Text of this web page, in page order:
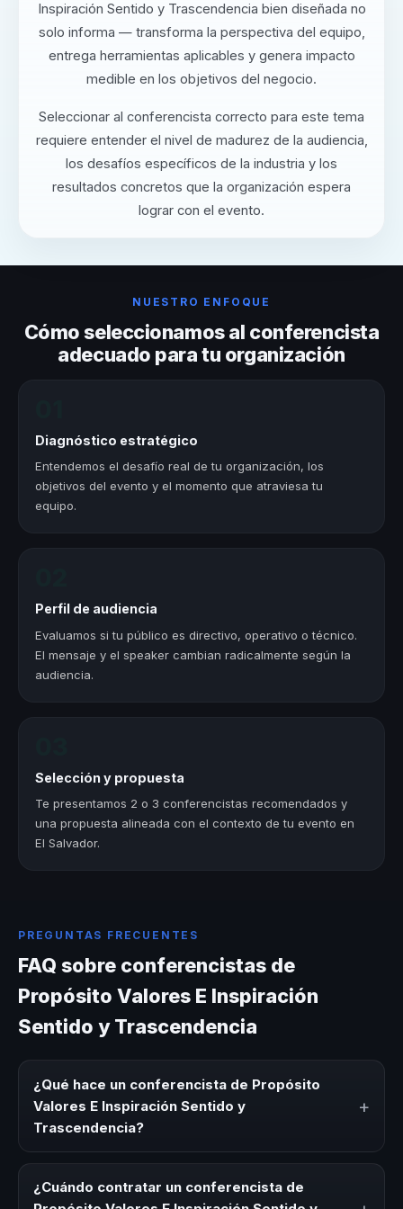
Inspiración Sentido y Trascendencia bien diseñada no
solo informa — transforma la perspectiva del equipo,
entrega herramientas aplicables y genera impacto
medible en los objetivos del negocio.
Seleccionar al conferencista correcto para este tema
requiere entender el nivel de madurez de la audiencia,
los desafíos específicos de la industria y los
resultados concretos que la organización espera
lograr con el evento.
NUESTRO ENFOQUE
Cómo seleccionamos al conferencista
adecuado para tu organización
Diagnóstico estratégico
Entendemos el desafío real de tu organización, los
objetivos del evento y el momento que atraviesa tu
equipo.
Perfil de audiencia
Evaluamos si tu público es directivo, operativo o técnico.
El mensaje y el speaker cambian radicalmente según la
audiencia.
Selección y propuesta
Te presentamos 2 o 3 conferencistas recomendados y
una propuesta alineada con el contexto de tu evento en
El Salvador.
PREGUNTAS FRECUENTES
FAQ sobre conferencistas de
Propósito Valores E Inspiración
Sentido y Trascendencia
¿Qué hace un conferencista de Propósito
Valores E Inspiración Sentido y
Trascendencia?
+
Sentido y Trascendencia es un experto que comparte
conocimiento, estrategias y experiencias sobre este tema
¿Cuándo contratar un conferencista de